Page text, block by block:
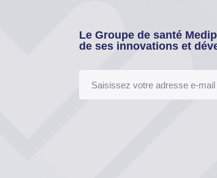
Le Groupe de santé
de ses innovations et